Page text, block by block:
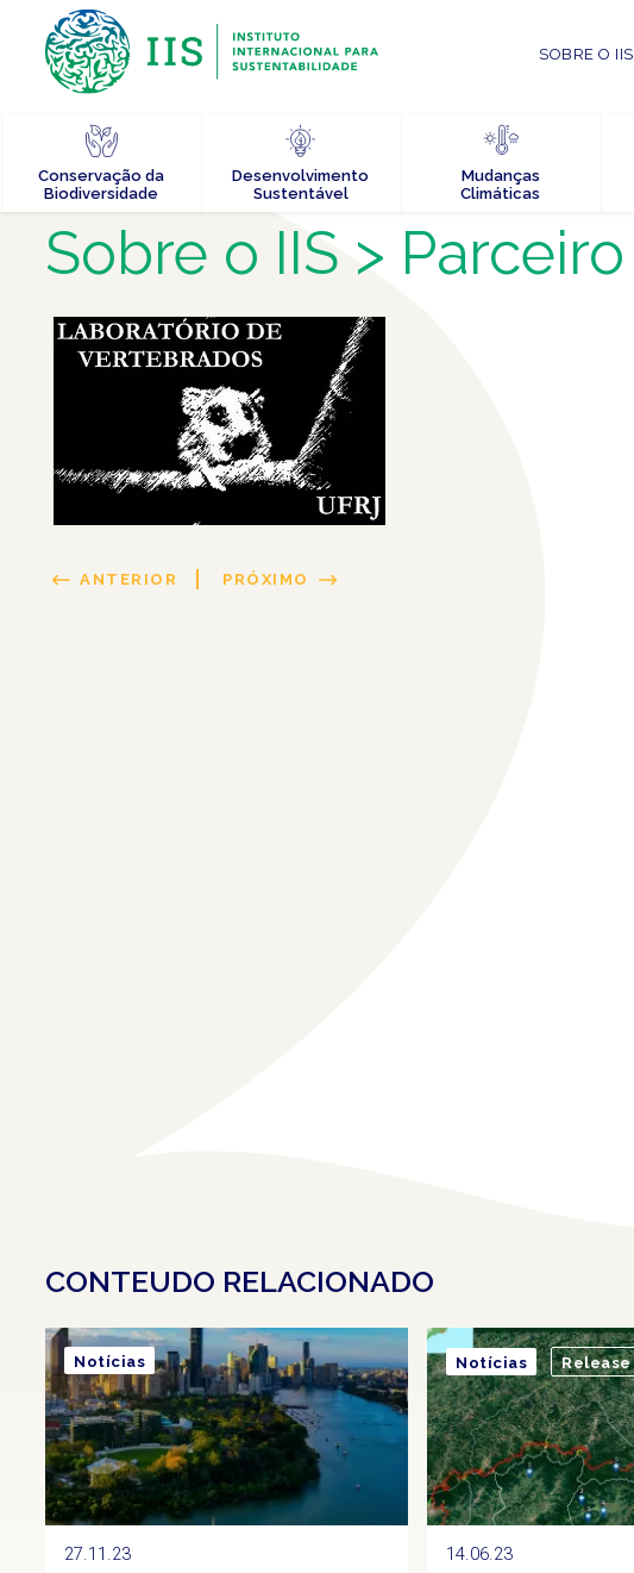
SOBRE O IIS
Conservação da
Biodiversidade
Desenvolvimento
Sustentável
Mudanças
Climáticas
Sobre o IIS > Parceiro
ANTERIOR PRÓXIMO
CONTEUDO RELACIONADO
27.11.23
Notícias
14.06.23
Notícias Release